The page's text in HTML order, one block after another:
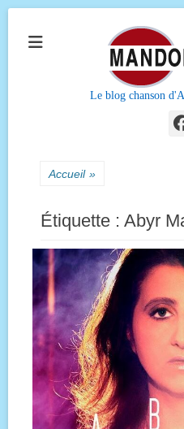
Le blog chanson
Accueil »
Étiquette : Abyr